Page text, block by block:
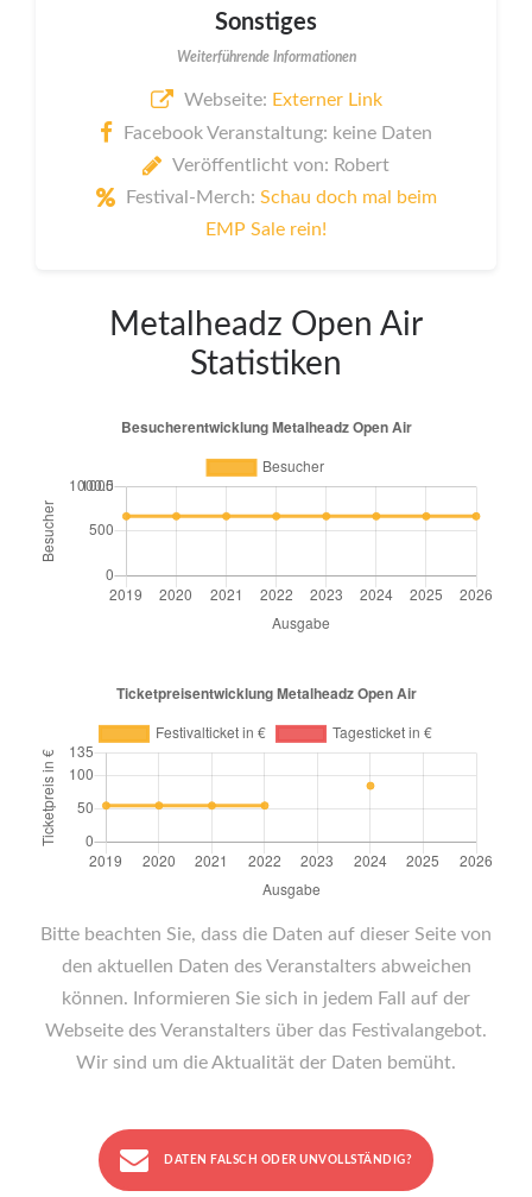
Sonstiges
Weiterführende Informationen
Webseite: Externer Link
Facebook Veranstaltung: keine Daten
Veröffentlicht von: Robert
Festival-Merch: Schau doch mal beim
EMP Sale rein!
Metalheadz Open Air
Statistiken
Bitte beachten Sie, dass die Daten auf dieser Seite von
den aktuellen Daten des Veranstalters abweichen
können. Informieren Sie sich in jedem Fall auf der
Webseite des Veranstalters über das Festivalangebot.
Wir sind um die Aktualität der Daten bemüht.
DATEN FALSCH ODER UNVOLLSTÄNDIG?